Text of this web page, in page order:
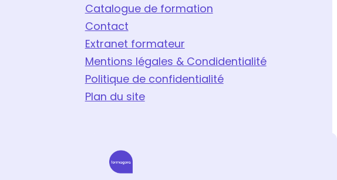
Catalogue de formation
Contact
Extranet formateur
Mentions légales & Condidentialité
Politique de confidentialité
Plan du site